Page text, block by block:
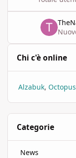
Chi c'è online
Alzabuk
Categorie
News